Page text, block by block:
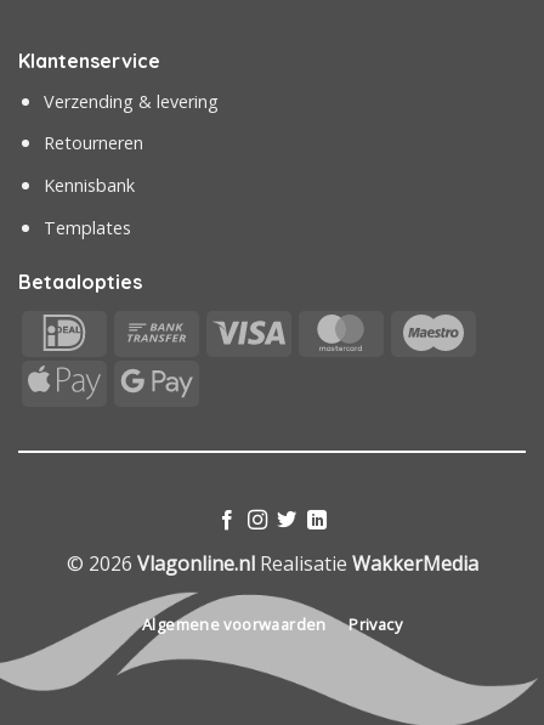
Klantenservice
Verzending & levering
Retourneren
Kennisbank
Templates
Betaalopties
IDeal
Bank
Visa MasterCard
Apple
Google
© 2026 Vlagonline.nlRealisatie WakkerMedia
Algemene voorwaarden Privacy